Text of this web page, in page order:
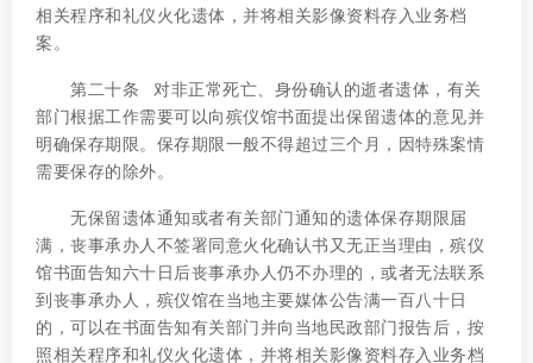
相关程序和礼仪火化遗体，并将相关影像资料存入业务档
案。
第二十条 对非正常死亡、身份确认的逝者遗体，有关
部门根据工作需要可以向殡仪馆书面提出保留遗体的意见并
明确保存期限。保存期限一般不得超过三个月，因特殊案情
需要保存的除外。
无保留遗体通知或者有关部门通知的遗体保存期限届
满，丧事承办人不签署同意火化确认书又无正当理由，殡仪
馆书面告知六十日后丧事承办人仍不办理的，或者无法联系
到丧事承办人，殡仪馆在当地主要媒体公告满一百八十日
的，可以在书面告知有关部门并向当地民政部门报告后，按
照相关程序和礼仪火化遗体，并将相关影像资料存入业务档